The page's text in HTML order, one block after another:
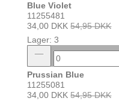
Blue Violet
11255481
34,00 DKK 54,95 DKK
Lager: 3
Prussian Blue
11255081
34,00 DKK 54,95 DKK